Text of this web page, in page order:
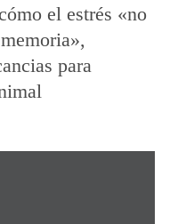
el estrés «no
para